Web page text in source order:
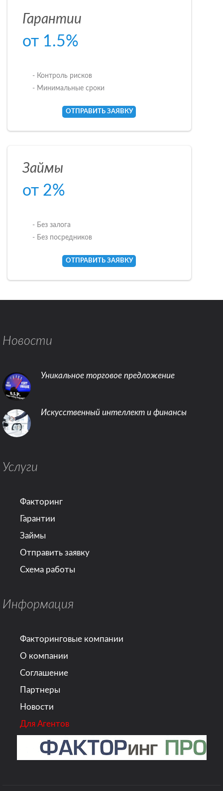
Гарантии
от 1.5%
- Контроль рисков
- Минимальные сроки
ОТПРАВИТЬ ЗАЯВКУ
Займы
от 2%
- Без залога
- Без посредников
ОТПРАВИТЬ ЗАЯВКУ
Новости
Уникальное торговое предложение
Искусственный интеллект и финансы
Услуги
Факторинг
Гарантии
Займы
Отправить заявку
Схема работы
Информация
Факторинговые компании
О компании
Соглашение
Партнеры
Новости
Для Агентов